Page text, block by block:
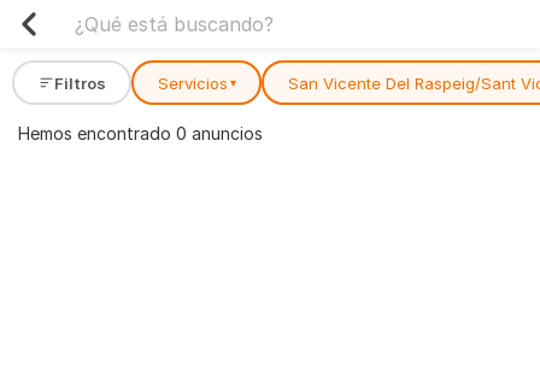
Filtros Servicios ▾ San Vicente Del Raspeig/Sant
Hemos encontrado 0 anuncios